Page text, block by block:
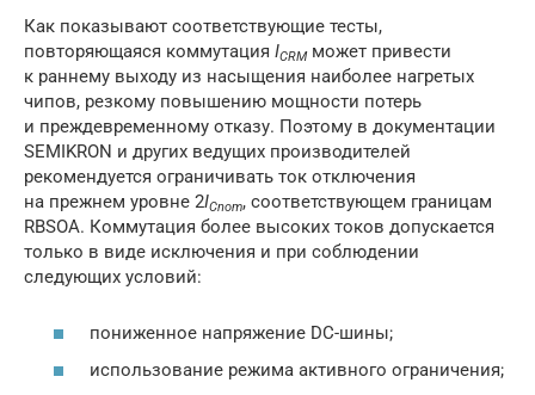
Как показывают соответствующие тесты,
повторяющаяся коммутация ICRMможет привести
к раннему выходу из насыщения наиболее нагретых
чипов, резкому повышению мощности потерь
и преждевременному отказу. Поэтому в документации
SEMIKRON и других ведущих производителей
рекомендуется ограничивать ток отключения
на прежнем уровне 2ICnom, соответствующем границам
RBSOA. Коммутация более высоких токов допускается
только в виде исключения и при соблюдении
следующих условий:
пониженное напряжение DC-шины;
использование режима активного ограничения;